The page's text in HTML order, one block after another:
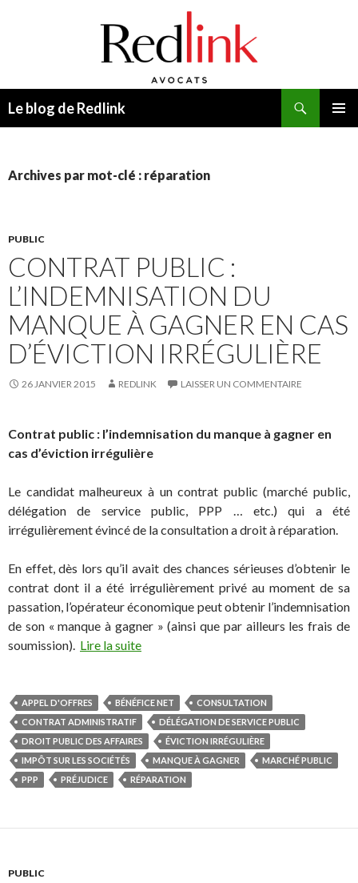
Le blog de Redlink
Archives par mot-clé : réparation
PUBLIC
CONTRAT PUBLIC :
L’INDEMNISATION DU
MANQUE À GAGNER EN CAS
D’ÉVICTION IRRÉGULIÈRE
26 JANVIER 2015 REDLINK LAISSER UN COMMENTAIRE
Contrat public : l’indemnisation du manque à gagner en
cas d’éviction irrégulière
Le candidat malheureux à un contrat public (marché public,
délégation de service public, PPP … etc.) qui a été
irrégulièrement évincé de la consultation a droit à réparation.
En effet, dès lors qu’il avait des chances sérieuses d’obtenir le
contrat dont il a été irrégulièrement privé au moment de sa
passation, l’opérateur économique peut obtenir l’indemnisation
de son « manque à gagner » (ainsi que par ailleurs les frais de
soumission). Lire la suite
APPEL D'OFFRES BÉNÉFICE NET
CONSULTATION
CONTRAT ADMINISTRATIF
DÉLÉGATION DE SERVICE PUBLIC
DROIT PUBLIC DES AFFAIRES
ÉVICTION IRRÉGULIÈRE
IMPÔT SUR LES SOCIÉTÉS
MANQUE À GAGNER
MARCHÉ PUBLIC
PPP
PRÉJUDICE RÉPARATION
PUBLIC